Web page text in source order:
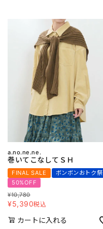
a.no.ne.ne.
巻いてこなしてＳＨ
FINAL SALE
ボンボンおトク祭
50%OFF
¥10,780
¥5,390税込
カートに入れる